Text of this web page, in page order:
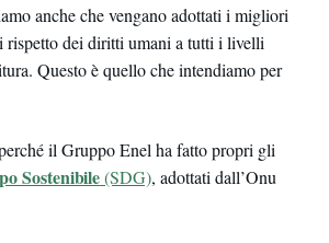
anche che vengano adottati i migliori
rispetto dei diritti umani a tutti i livelli
Questo è quello che intendiamo per
il Gruppo Enel ha fatto propri gli
Sostenibile(SDG), adottati dall’Onu